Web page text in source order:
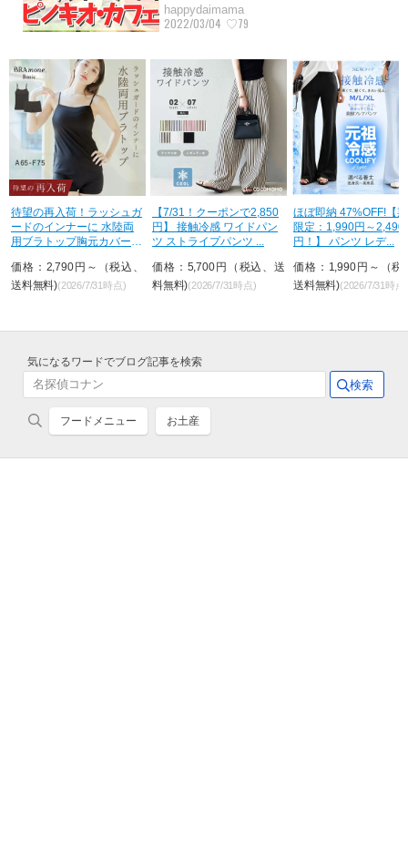
happydaimama
2022/03/04 ♡79
【7/31！クーポンで2,850
円】 接触冷感 ワイドパン
ツ ストライプパンツ ...
価格：5,700円（税込、送
料無料)(2026/7/31時点)
ほぼ即納 47%OFF!【期間
限定：1,990円～2,490
円！】 パンツ レデ...
価格：1,990円～（税込、
送料無料)(2026/7/31時点)
【7/31！クーポンで
円～】 ワンピース ウ
トギャザー Tシャツワ...
価格：5,380円～（税
送料無料)(2026/7/31時点)
気になるワードでブログ記事を検索
フードメニュー お土産